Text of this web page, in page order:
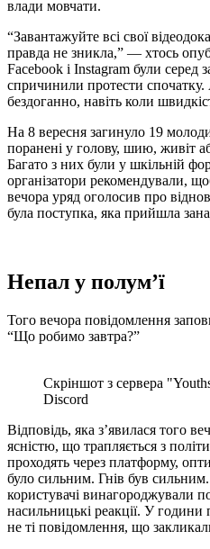
влади мовчати.
“Завантажуйте всі свої
правда не зникла,” — хтось
Facebook і Instagram були
спричинили протести
бездоганно, навіть коли
На 8 вересня загинуло 19
поранені у голову, шию, живіт
Багато з них були у шкільній
організатори рекомендували,
вечора уряд оголосив про
була поступка, яка прийшла
Непал у полум’ї
Того вечора повідомлення
“Що робимо завтра?”
Скріншот з сервера
Discord
Відповідь, яка з’явилася того
ясністю, що трапляється з
проходять через платформу,
було сильним. Гнів був
користувачі винагороджували
насильницькі реакції. У
не ті повідомлення, що